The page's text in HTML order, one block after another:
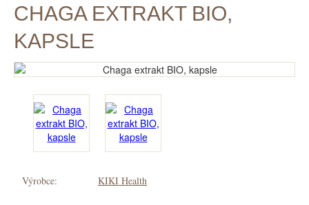
CHAGA EXTRAKT BIO,
KAPSLE
Výrobce: KIKI Health